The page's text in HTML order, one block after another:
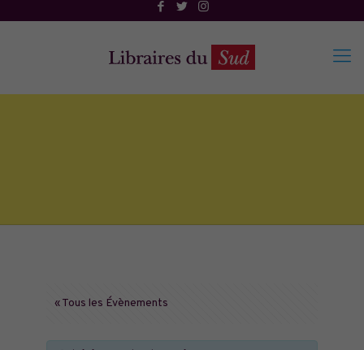
« Tous les Évènements